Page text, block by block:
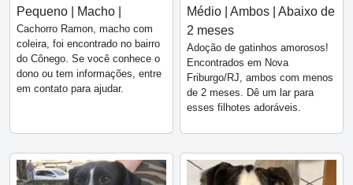
Pequeno | Macho |
Cachorro Ramon, macho com
coleira, foi encontrado no bairro
do Cônego. Se você conhece o
dono ou tem informações, entre
em contato para ajudar.
Médio | Ambos | Abaixo de
2 meses
Adoção de gatinhos amorosos!
Encontrados em Nova
Friburgo/RJ, ambos com menos
de 2 meses. Dê um lar para
esses filhotes adoráveis.